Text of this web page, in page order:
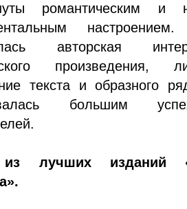
романтическим и
авторская
произведения,
текста и образного
большим
лучших изданий